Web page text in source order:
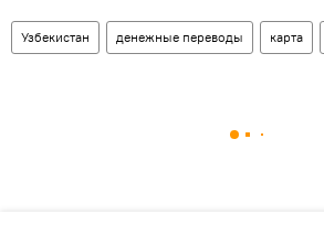
Узбекистан денежные переводы карта